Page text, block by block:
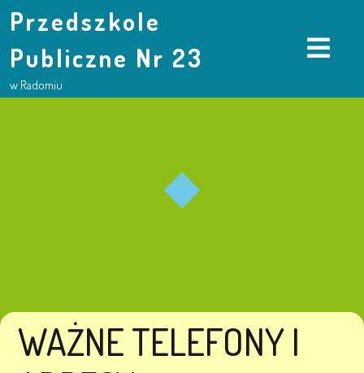
Przedszkole
Publiczne Nr 23
w Radomiu
WAŻNE TELEFONY I